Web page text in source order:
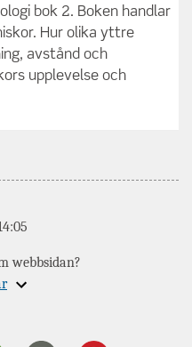
bok 2. Boken handlar
Hur olika yttre
avstånd och
upplevelse och
webbsidan?